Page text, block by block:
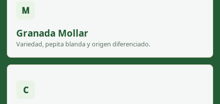
M
Granada Mollar
Variedad, pepita blanda y origen diferenciado.
C